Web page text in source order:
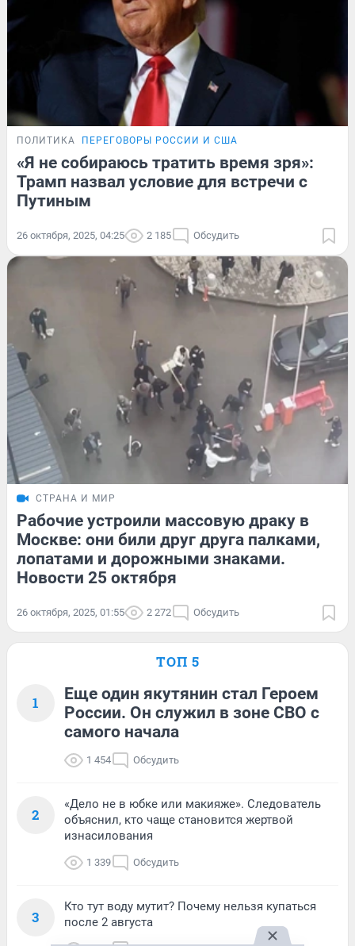
ПОЛИТИКА ПЕРЕГОВОРЫ РОССИИ И США
«Я не собираюсь тратить время зря»:
Трамп назвал условие для встречи с
Путиным
26 октября, 2025, 04:25 2 185 Обсудить
СТРАНА И МИР
Рабочие устроили массовую драку в
Москве: они били друг друга палками,
лопатами и дорожными знаками.
Новости 25 октября
26 октября, 2025, 01:55 2 272 Обсудить
ТОП 5
1
Еще один якутянин стал Героем
России. Он служил в зоне СВО с
самого начала
1 454 Обсудить
2
«Дело не в юбке или макияже». Следователь
объяснил, кто чаще становится жертвой
изнасилования
1 339 Обсудить
3
Кто тут воду мутит? Почему нельзя купаться
после 2 августа